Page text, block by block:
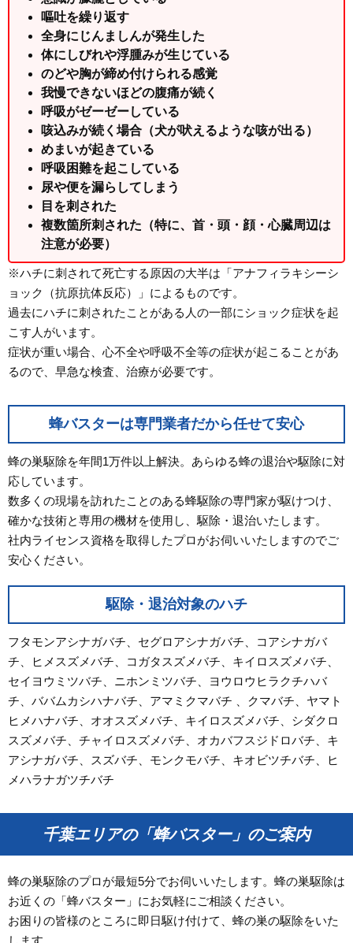
嘔吐を繰り返す
全身にじんましんが発生した
体にしびれや浮腫みが生じている
のどや胸が締め付けられる感覚
我慢できないほどの腹痛が続く
呼吸がゼーゼーしている
咳込みが続く場合（犬が吠えるような咳が出る）
めまいが起きている
呼吸困難を起こしている
尿や便を漏らしてしまう
目を刺された
複数箇所刺された（特に、首・頭・顔・心臓周辺は
注意が必要）
※ハチに刺されて死亡する原因の大半は「アナフィラキシーシ
ョック（抗原抗体反応）」によるものです。
過去にハチに刺されたことがある人の一部にショック症状を起
こす人がいます。
症状が重い場合、心不全や呼吸不全等の症状が起こることがあ
るので、早急な検査、治療が必要です。
蜂バスターは専門業者だから任せて安心
蜂の巣駆除を年間1万件以上解決。あらゆる蜂の退治や駆除に対
応しています。
数多くの現場を訪れたことのある蜂駆除の専門家が駆けつけ、
確かな技術と専用の機材を使用し、駆除・退治いたします。
社内ライセンス資格を取得したプロがお伺いいたしますのでご
安心ください。
駆除・退治対象のハチ
フタモンアシナガバチ、セグロアシナガバチ、コアシナガバ
チ、ヒメスズメバチ、コガタスズメバチ、キイロスズメバチ、
セイヨウミツバチ、ニホンミツバチ、ヨウロウヒラクチハバ
チ、ババムカシハナバチ、アマミクマバチ 、クマバチ、ヤマト
ヒメハナバチ、オオスズメバチ、キイロスズメバチ、シダクロ
スズメバチ、チャイロスズメバチ、オカバフスジドロバチ、キ
アシナガバチ、スズバチ、モンクモバチ、キオビツチバチ、ヒ
メハラナガツチバチ
千葉エリアの「蜂バスター」のご案内
蜂の巣駆除のプロが最短5分でお伺いいたします。蜂の巣駆除は
お近くの「蜂バスター」にお気軽にご相談ください。
お困りの皆様のところに即日駆け付けて、蜂の巣の駆除をいた
します。